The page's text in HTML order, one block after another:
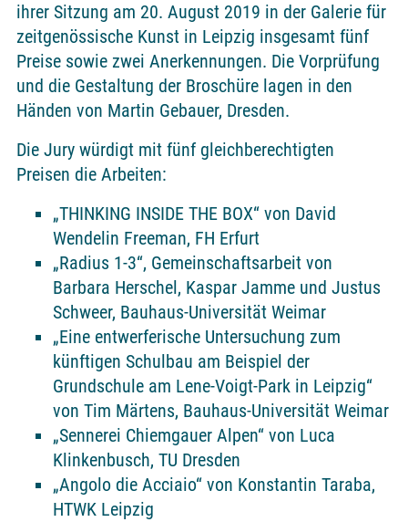
ihrer Sitzung am 20. August 2019 in der Galerie für
zeitgenössische Kunst in Leipzig insgesamt fünf
Preise sowie zwei Anerkennungen. Die Vorprüfung
und die Gestaltung der Broschüre lagen in den
Händen von Martin Gebauer, Dresden.
Die Jury würdigt mit fünf gleichberechtigten
Preisen die Arbeiten:
„THINKING INSIDE THE BOX“ von David
Wendelin Freeman, FH Erfurt
„Radius 1-3“, Gemeinschaftsarbeit von
Barbara Herschel, Kaspar Jamme und Justus
Schweer, Bauhaus-Universität Weimar
„Eine entwerferische Untersuchung zum
künftigen Schulbau am Beispiel der
Grundschule am Lene-Voigt-Park in Leipzig“
von Tim Märtens, Bauhaus-Universität Weimar
„Sennerei Chiemgauer Alpen“ von Luca
Klinkenbusch, TU Dresden
„Angolo die Acciaio“ von Konstantin Taraba,
HTWK Leipzig